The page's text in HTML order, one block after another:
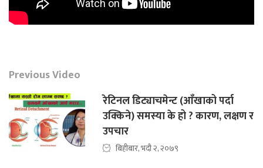
Previous Video
रेटिनल डिट्याचमेन्ट (आँखाको पर्दा
उक्किने) समस्या के हो ? कारण, लक्षण र
उपचार
बिहीबार, भदौ २, २०७९